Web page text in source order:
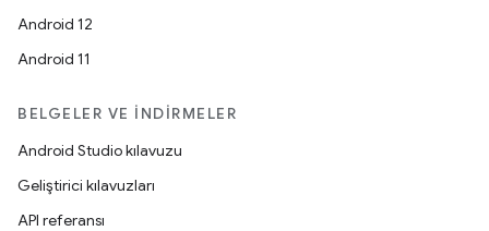
Android 12
Android 11
BELGELER VE İNDIRMELER
Android Studio kılavuzu
Geliştirici kılavuzları
API referansı